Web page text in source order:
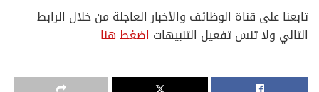
تابعنا على قناة الوظائف والأخبار العاجلة من خلال الرابط
التالي ولا تنسَ تفعيل التنبيهاتاضغط هنا